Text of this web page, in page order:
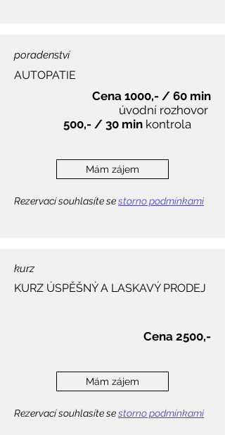
poradenství
AUTOPATIE
Cena 1000,- / 60 min
úvodní rozhovor
500,- / 30 min kontrola
Mám zájem
Rezervací souhlasíte sestorno podmínkami
kurz
KURZ ÚSPĚŠNÝ A LASKAVÝ PRODEJ
Cena 2500,-
Mám zájem
Rezervací souhlasíte sestorno podmínkami